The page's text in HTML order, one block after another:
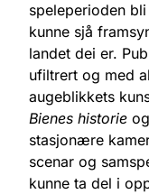
speleperioden
kunne sjå
landet dei er.
ufiltrert og med
augeblikkets
Bienes historie
stasjonære
scenar og
kunne ta del i